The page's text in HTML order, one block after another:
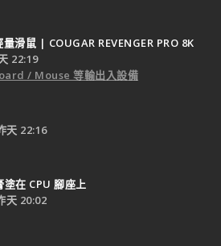
量滑鼠 | COUGAR REVENGER PRO 8K
22:19
/ Mouse 等輸出入設備
天 22:16
在 CPU 腳座上
天 20:02